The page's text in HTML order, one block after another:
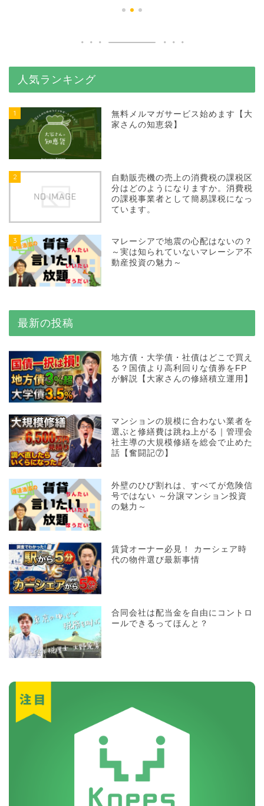
人気ランキング
1
無料メルマガサービス始めます【大
家さんの知恵袋】
2
自動販売機の売上の消費税の課税区
分はどのようになりますか。消費税
の課税事業者として簡易課税になっ
ています。
3
マレーシアで地震の心配はないの？
～実は知られていないマレーシア不
動産投資の魅力～
最新の投稿
地方債・大学債・社債はどこで買え
る？国債より高利回りな債券をFP
が解説【大家さんの修繕積立運用】
マンションの規模に合わない業者を
選ぶと修繕費は跳ね上がる｜管理会
社主導の大規模修繕を総会で止めた
話【奮闘記⑦】
外壁のひび割れは、すべてが危険信
号ではない ～分譲マンション投資
の魅力～
賃貸オーナー必見！ カーシェア時
代の物件選び最新事情
合同会社は配当金を自由にコントロ
ールできるってほんと？